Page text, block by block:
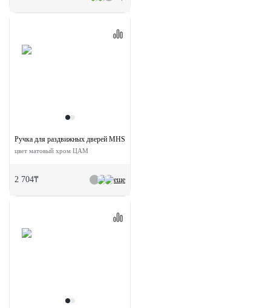
еще
Ручка для раздвижных дверей MHS150 SC
цвет матовый хром ЦАМ
2 704₸